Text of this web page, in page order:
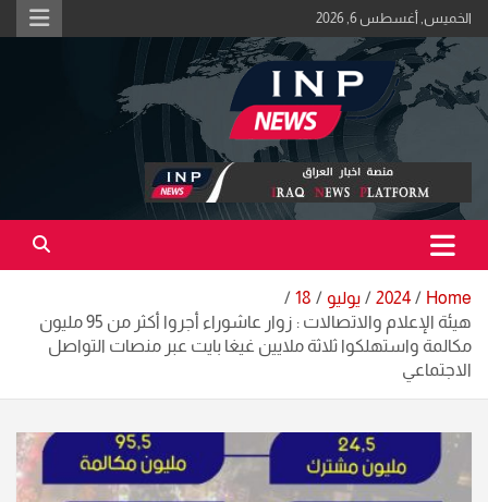
Skip
to
content
الخميس, أغسطس 6, 2026
منصة اخبار العراق
اكبر منصة خبرية في العراق | #الحقيقة_اولاً
Home
2024 يوليو
18
هيئة الإعلام والاتصالات : زوار عاشوراء أجروا أكثر من 95 مليون
مكالمة واستهلكوا ثلاثة ملايين غيغا بايت عبر منصات التواصل
الاجتماعي